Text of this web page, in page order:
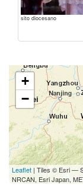
sito diocesano
+
−
Leaflet | Tiles © Esri —
NRCAN, Esri Japan,